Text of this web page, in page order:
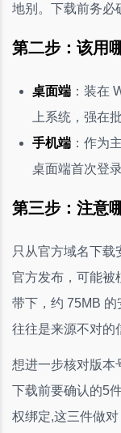
地别。下载前务必
第二步：该用
桌面端 ：装在
上系统，强在
手机端 ：作为
桌面端首次登
第三步：注意
只从官方域名下
官方发布，可能被
带下，约 75MB
往往是来源不对的
想进一步核对版本
下载前要确认的5
权绑定,这三件做对